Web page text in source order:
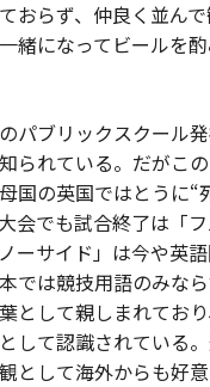
おらず、仲良く並ん
緒になってビールを
パブリックスクール
られている。だがこの
国の英国ではとうに“
会でも試合終了は「
ーサイド」は今や英
では競技用語のみな
として親しまれてお
して認識されている
として海外からも好